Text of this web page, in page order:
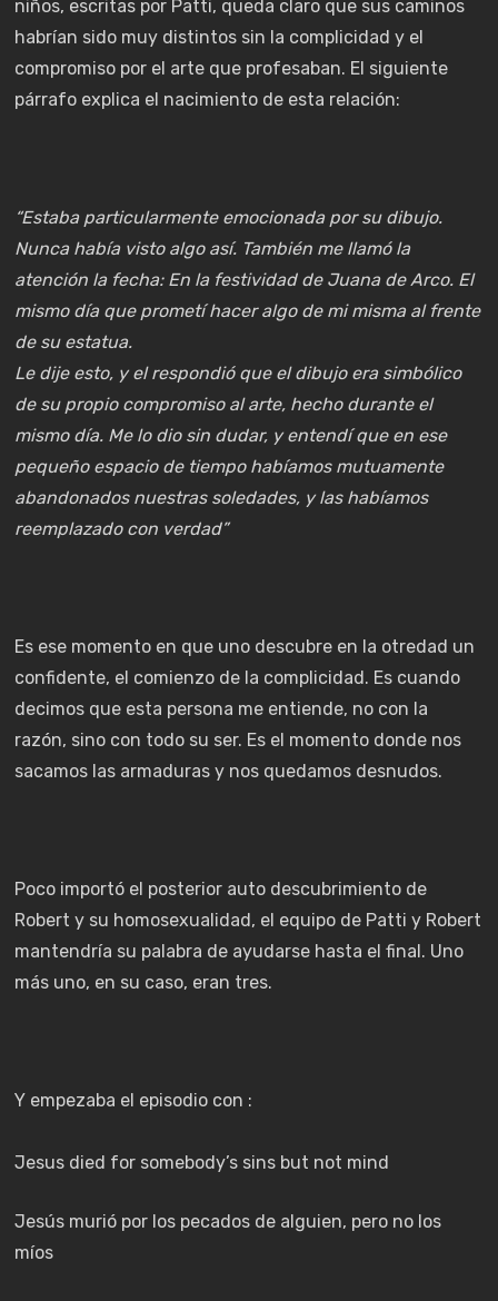
niños, escritas por Patti, queda claro que sus caminos
habrían sido muy distintos sin la complicidad y el
compromiso por el arte que profesaban. El siguiente
párrafo explica el nacimiento de esta relación:
“Estaba particularmente emocionada por su dibujo.
Nunca había visto algo así. También me llamó la
atención la fecha: En la festividad de Juana de Arco. El
mismo día que prometí hacer algo de mi misma al frente
de su estatua.
Le dije esto, y el respondió que el dibujo era simbólico
de su propio compromiso al arte, hecho durante el
mismo día. Me lo dio sin dudar, y entendí que en ese
pequeño espacio de tiempo habíamos mutuamente
abandonados nuestras soledades, y las habíamos
reemplazado con verdad”
Es ese momento en que uno descubre en la otredad un
confidente, el comienzo de la complicidad. Es cuando
decimos que esta persona me entiende, no con la
razón, sino con todo su ser. Es el momento donde nos
sacamos las armaduras y nos quedamos desnudos.
Poco importó el posterior auto descubrimiento de
Robert y su homosexualidad, el equipo de Patti y Robert
mantendría su palabra de ayudarse hasta el final. Uno
más uno, en su caso, eran tres.
Y empezaba el episodio con :
Jesus died for somebody’s sins but not mind
Jesús murió por los pecados de alguien, pero no los
míos